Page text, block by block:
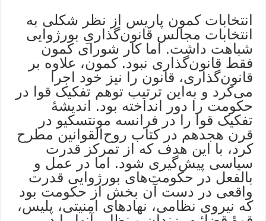
انتخابات کمون پاریس از نظر شکلی به
انتخابات مجالس قانون‌گذاریِ بورژوایی
شباهت داشت. اما کار شورای کمون
فقط قانون‌گذاری نبود. کمون، علاوه بر
قانون‌گذاری، قانون را نیز خود اجرا
می‌کرد و به‌این ترتیب توهم تفکیک قوا در
حکومت را دور انداخته بود. اندیشۀ
تفکیک قوا را در فرانسه مونتسکیو در
قرن هجدهم در کتاب روح‌القوانین مطرح
کرد، با این هدف‌ که از تمرکز قدرت
سیاسی پیش‌گیری شود. اما در عمل و
بالفعل در حکومت‌های بورژوایی قدرت
واقعی در دست آن بخش از حکومت بود
که نیروی نظامی، نهادهای امنیتی، پلیس،